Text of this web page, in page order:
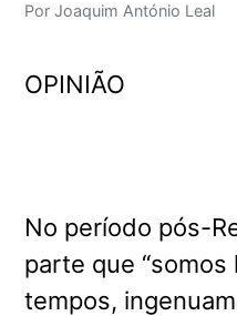
Por Joaquim António Leal
OPINIÃO
No período pós-
parte que
tempos,